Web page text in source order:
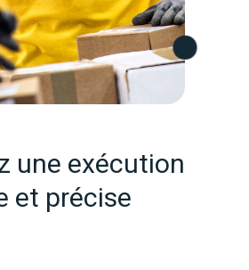
une exécution
et précise